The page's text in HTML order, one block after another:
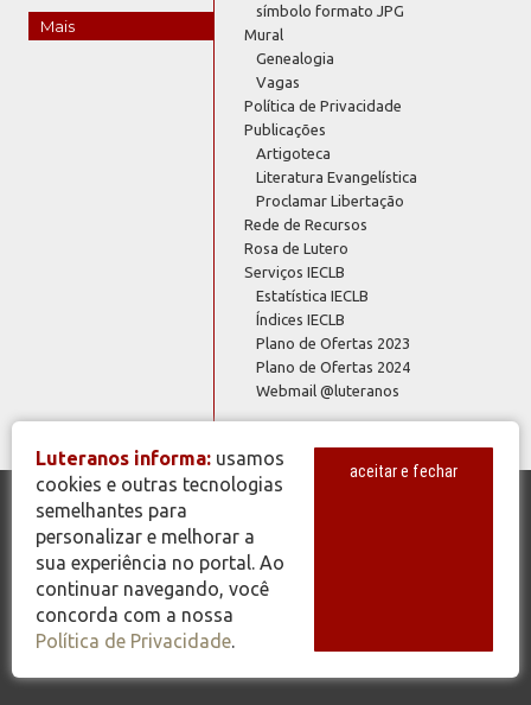
Mais
símbolo formato JPG
Mural
Genealogia
Vagas
Política de Privacidade
Publicações
Artigoteca
Literatura Evangelística
Proclamar Libertação
Rede de Recursos
Rosa de Lutero
Serviços IECLB
Estatística IECLB
Índices IECLB
Plano de Ofertas 2023
Plano de Ofertas 2024
Webmail @luteranos
© Copyright 2026 - Todos os Direitos Reservados - IECLB - Igreja
Evangélica de Confissão Luterana no Brasil - Portal Luteranos -
www.luteranos.com.br
Luteranos informa: usamos
cookies e outras tecnologias
semelhantes para
personalizar e melhorar a
sua experiência no portal. Ao
continuar navegando, você
concorda com a nossa
Política de Privacidade.
aceitar e fechar